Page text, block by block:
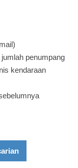
penumpang
kendaraan